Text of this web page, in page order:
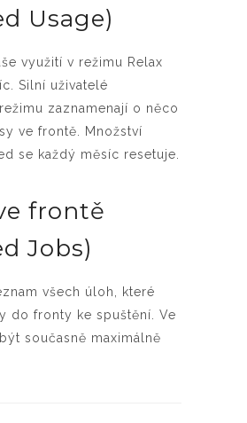
Usage)
využití v režimu Relax
Silní uživatelé
zaznamenají o něco
ve frontě. Množství
se každý měsíc resetuje.
frontě
Jobs)
všech úloh, které
do fronty ke spuštění. Ve
současně maximálně